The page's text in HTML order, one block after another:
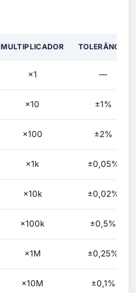
MULTIPLICADOR TOLERÂNCIA
×1 —
×10 ±1%
×100 ±2%
×1k ±0,05%
×10k ±0,02%
×100k ±0,5%
×1M ±0,25%
×10M ±0,1%